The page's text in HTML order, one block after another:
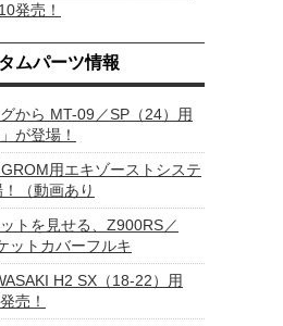
発売！
ムパーツ情報
から MT-09／SP（24）用
が登場！
用エキゾーストシステ
（動画あり
トを見せる、Z900RS／
ットカバーフルキ
H2 SX（18-22）用
売！